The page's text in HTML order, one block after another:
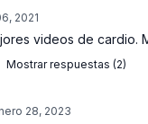
2021
videos de cardio.
Mostrar respuestas (2)
28, 2023